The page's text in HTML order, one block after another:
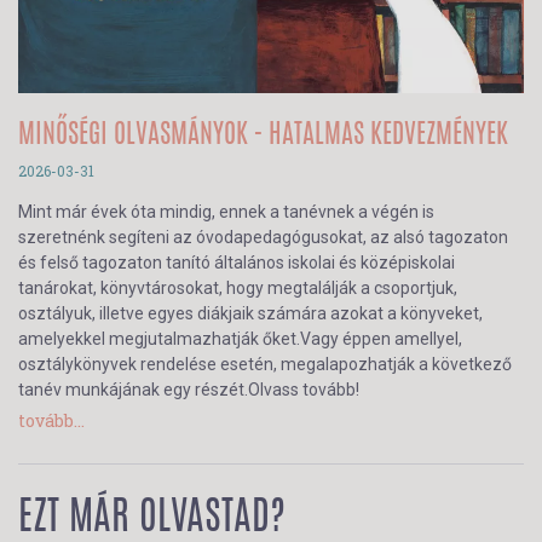
MINŐSÉGI OLVASMÁNYOK - HATALMAS KEDVEZMÉNYEK
2026-03-31
Mint már évek óta mindig, ennek a tanévnek a végén is
szeretnénk segíteni az óvodapedagógusokat, az alsó tagozaton
és felső tagozaton tanító általános iskolai és középiskolai
tanárokat, könyvtárosokat, hogy megtalálják a csoportjuk,
osztályuk, illetve egyes diákjaik számára azokat a könyveket,
amelyekkel megjutalmazhatják őket.Vagy éppen amellyel,
osztálykönyvek rendelése esetén, megalapozhatják a következő
tanév munkájának egy részét.Olvass tovább!
tovább...
EZT MÁR OLVASTAD?